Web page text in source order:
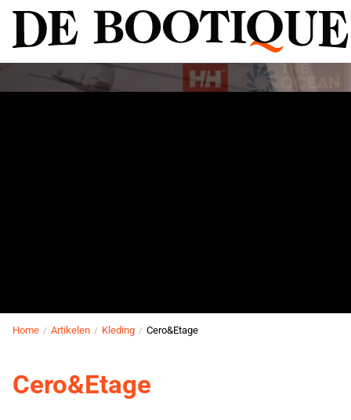
Welkom bij
De Bootique
Home Artikelen Kleding Cero&Etage
Cero&Etage